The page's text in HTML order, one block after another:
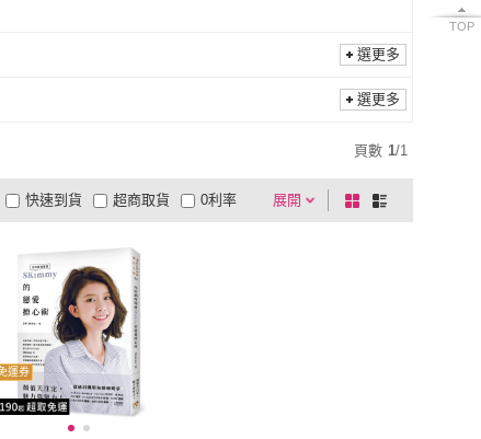
TOP
選更多
選更多
頁數 1/1
展開
有影片
有量 電視購物
快速到貨 超商取貨 0利率
1 及以上
棋
盤
列
運券